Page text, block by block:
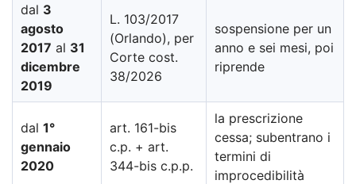
dal 3
agosto
2017 al 31
dicembre
2019
L. 103/2017
(Orlando), per
Corte cost.
38/2026
sospensione per un
anno e sei mesi, poi
riprende
dal 1°
gennaio
2020
art. 161-bis
c.p. + art.
344-bis c.p.p.
la prescrizione
cessa; subentrano i
termini di
improcedibilità